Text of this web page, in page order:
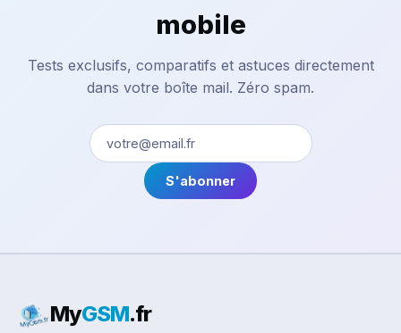
mobile
Tests exclusifs, comparatifs et astuces directement
dans votre boîte mail. Zéro spam.
S'abonner
MyGSM.fr